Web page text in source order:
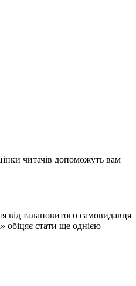
читачів допоможуть вам
від талановитого самовидавця
обіцяє стати ще однією